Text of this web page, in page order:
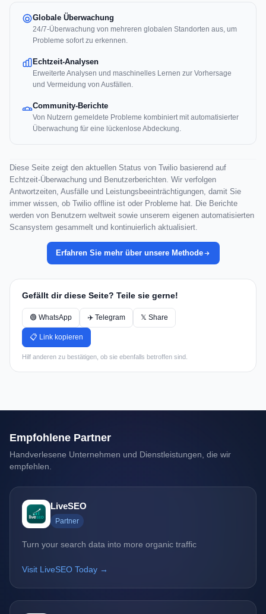
Globale Überwachung
24/7-Überwachung von mehreren globalen Standorten aus, um
Probleme sofort zu erkennen.
Echtzeit-Analysen
Erweiterte Analysen und maschinelles Lernen zur Vorhersage
und Vermeidung von Ausfällen.
Community-Berichte
Von Nutzern gemeldete Probleme kombiniert mit automatisierter
Überwachung für eine lückenlose Abdeckung.
Diese Seite zeigt den aktuellen Status von Twilio basierend auf
Echtzeit-Überwachung und Benutzerberichten. Wir verfolgen
Antwortzeiten, Ausfälle und Leistungsbeeinträchtigungen, damit Sie
immer wissen, ob Twilio offline ist oder Probleme hat. Die Berichte
werden von Benutzern weltweit sowie unserem eigenen automatisierten
Scansystem gesammelt und kontinuierlich aktualisiert.
Erfahren Sie mehr über unsere Methode
Gefällt dir diese Seite? Teile sie gerne!
🟢 WhatsApp ✈️ Telegram 𝕏 Share
📋 Link kopieren
Hilf anderen zu bestätigen, ob sie ebenfalls betroffen sind.
Empfohlene Partner
Handverlesene Unternehmen und Dienstleistungen, die wir
empfehlen.
LiveSEO
Partner
Turn your search data into more organic traffic
Visit LiveSEO Today →